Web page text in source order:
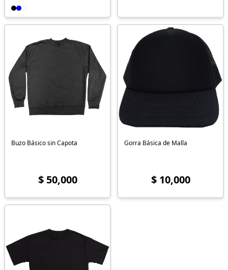
Buzo Básico sin Capota
$ 50,000
Gorra Básica de Malla
$ 10,000